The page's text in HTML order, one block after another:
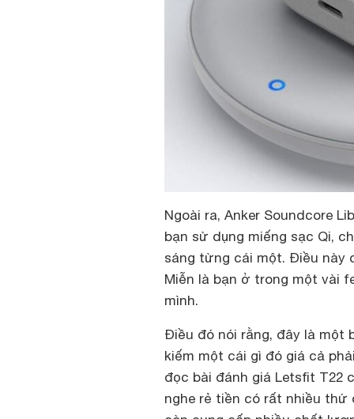
Ngoài ra, Anker Soundcore
bạn sử dụng miếng sạc Qi,
sáng từng cái một. Điều này
Miễn là bạn ở trong một vài
mình.
Điều đó nói rằng, đây là một
kiếm một cái gì đó giá cả
đọc bài đánh giá Letsfit T22
nghe rẻ tiền có rất nhiều